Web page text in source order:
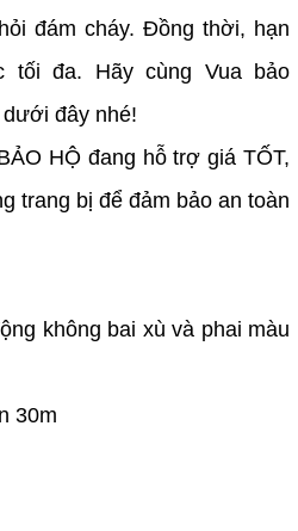
đám cháy. Đồng thời, hạn
tối đa. Hãy cùng Vua bảo
đây nhé!
HỘ đang hỗ trợ giá TỐT,
trang bị để đảm bảo an toàn
không bai xù và phai màu
30m